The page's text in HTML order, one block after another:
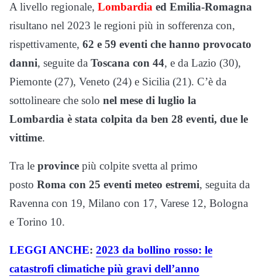
A livello regionale, Lombardia ed Emilia-Romagna
risultano nel 2023 le regioni più in sofferenza con,
rispettivamente, 62 e 59 eventi che hanno provocato
danni, seguite da Toscana con 44, e da Lazio (30),
Piemonte (27), Veneto (24) e Sicilia (21). C’è da
sottolineare che solo nel mese di luglio la
Lombardia è stata colpita da ben 28 eventi, due le
vittime.
Tra le province più colpite svetta al primo
posto Roma con 25 eventi meteo estremi, seguita da
Ravenna con 19, Milano con 17, Varese 12, Bologna
e Torino 10.
LEGGI ANCHE: 2023 da bollino rosso: le
catastrofi climatiche più gravi dell’anno